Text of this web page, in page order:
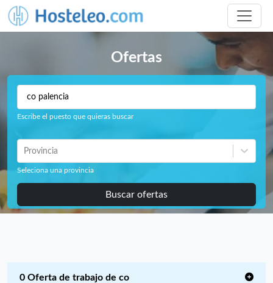
Ofertas
Escribe el puesto que quieras buscar
Provincia
Seleciona una provincia
Buscar ofertas
0 Oferta de trabajo de co